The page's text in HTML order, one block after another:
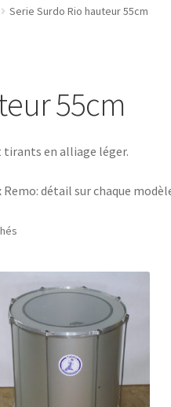
générales
Serie Surdo Rio hauteur 55cm
55cm
tirants en alliage léger.
détail sur chaque